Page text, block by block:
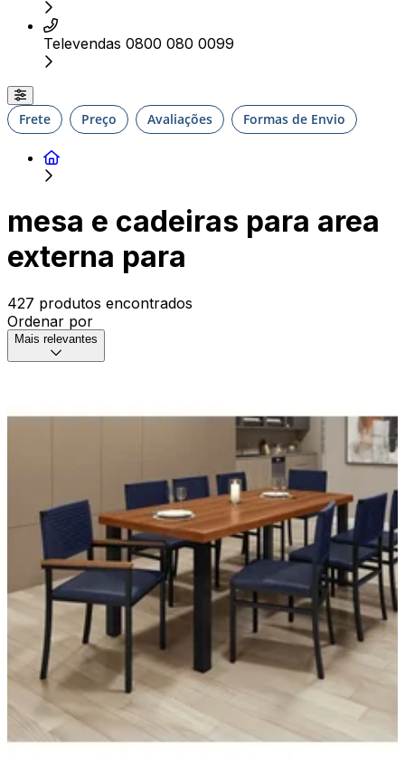
Televendas 0800 080 0099
Frete Preço Avaliações Formas de Envio
mesa e cadeiras para area
externa para
427 produtos encontrados
Ordenar por
Mais relevantes